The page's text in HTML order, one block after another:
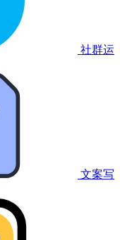
社群运
文案写